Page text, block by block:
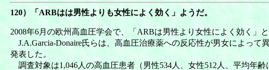
120）「ARBはは男性よりも女性によく効く」ようだ。
2008年6月の欧州高血圧学会で、「ARBは男性より女性によく効く」
J.A.Garcia-Donaire氏らは、高血圧治療薬への反応性が男女によって
発表した。
調査対象は1,046人の高血圧患者（男性534人、女性512人、平均年